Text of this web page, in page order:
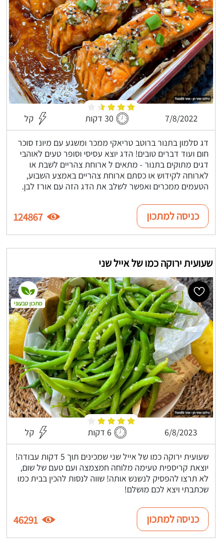
7/8/2022 30 דקות קל
דג סלמון בתנור ברוטב טריאקי ממכר ומשגע עם מיונז סוכר
חום ועוד דברים טובים! הדג יוצא עסיסי וסופר טעים לאוהבי
דגים מתוקים בתנור - מתאים ל ארוחת צהריים לשבת או
לארוחה לקידוש או כסתם ארוחת צהריים באמצע השבוע,
הטעמים ממכרים ואפשר לשלב את הדג הזה עם אורז לבן.
כניסה למתכון 124867
שעועית ירוקה כמו של אייל שני
6/8/2023 6 דקות קל
שעועית ירוקה כמו של אייל שני שמכינים תוך 5 דקות עבודה!
יוצאת קריספית טעימה מלוחה חמצמצה ועם טעם של שום,
לא תרצו להפסיק לנשנש אותה! שווה לנסות להכין בבית כמו
שכתבתי ויצא לכם מושלם!
מתכון טבעוני
כניסה למתכון 46291